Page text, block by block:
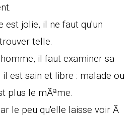
est jolie, il ne faut qu'un
telle.
il faut examiner sa
est sain et libre : malade ou
plus le mÃªme.
le peu qu'elle laisse voir Ã